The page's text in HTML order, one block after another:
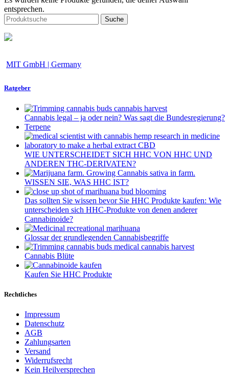
entsprechen.
Suche
MIT GmbH | Germany
Ratgeber
Cannabis legal – ja oder nein? Was sagt die Bundesregierung?
Terpene
WIE UNTERSCHEIDET SICH HHC VON HHC UND
ANDEREN THC-DERIVATEN?
WISSEN SIE, WAS HHC IST?
Das sollten Sie wissen bevor Sie HHC Produkte kaufen: Wie
unterscheiden sich HHC-Produkte von denen anderer
Cannabinoide?
Glossar der grundlegenden Cannabisbegriffe
Cannabis Blüte
Kaufen Sie HHC Produkte
Rechtliches
Impressum
Datenschutz
AGB
Zahlungsarten
Versand
Widerrufsrecht
Kein Heilversprechen